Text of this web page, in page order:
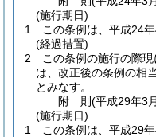
(施行期日)
1
この条例は、平成24
(経過措置)
2
この条例の施行の際
は、改正後の条例の相
とみなす。
附 則(平成29年3
(施行期日)
1
この条例は、平成29